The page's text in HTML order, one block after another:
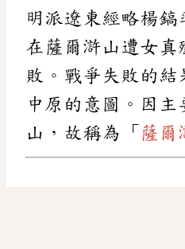
明派遼東經略楊
在薩爾滸山遭女真
敗。戰爭失敗的
中原的意圖。因
山，故稱為「 薩爾